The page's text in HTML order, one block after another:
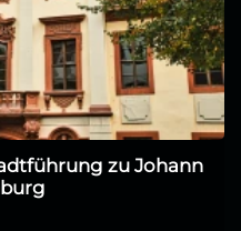
zu Johann